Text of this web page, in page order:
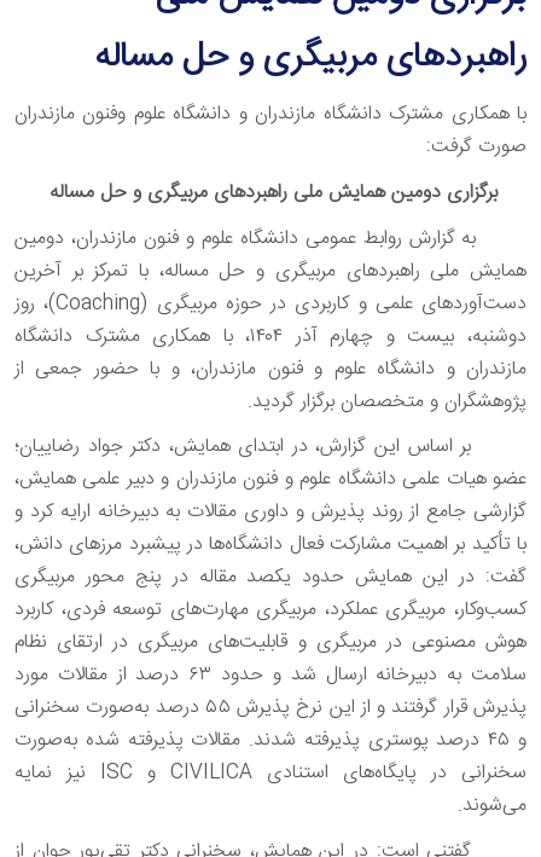
راهبردهای مربیگری و حل مساله
با همکاری مشترک دانشگاه مازندران و دانشگاه علوم وفنون مازندران
صورت گرفت:
برگزاری دومین همایش ملی راهبردهای مربیگری و حل مساله
به گزارش روابط عمومی دانشگاه علوم و فنون مازندران، دومین
همایش ملی راهبردهای مربیگری و حل مساله، با تمرکز بر آخرین
دست‌آوردهای علمی و کاربردی در حوزه مربیگری (Coaching)
، روز
دوشنبه، بیست و چهارم آذر ۱۴۰۴، با همکاری مشترک دانشگاه
مازندران و دانشگاه علوم و فنون مازندران، و با حضور جمعی از
پژوهشگران و متخصصان برگزار گردید.
بر اساس این گزارش، در ابتدای همایش، دکتر جواد رضاییان؛
عضو هیات علمی دانشگاه علوم و فنون مازندران و دبیر علمی همایش،
گزارشی جامع از روند پذیرش و داوری مقالات به دبیرخانه ارایه کرد و
با تأکید بر اهمیت مشارکت فعال دانشگاه‌ها در پیشبرد مرزهای دانش،
گفت: در این همایش حدود یکصد مقاله در پنج محور مربیگری
کسب‌وکار، مربیگری عملکرد، مربیگری مهارت‌های توسعه فردی، کاربرد
هوش مصنوعی در مربیگری و قابلیت‌های مربیگری در ارتقای نظام
سلامت به دبیرخانه ارسال شد و حدود ۶۳ درصد از مقالات مورد
پذیرش قرار گرفتند و از این نرخ پذیرش ۵۵
درصد به‌صورت سخنرانی
و ۴۵
درصد پوستری پذیرفته شدند. مقالات پذیرفته شده به‌صورت
سخنرانی در پایگاه‌های استنادی CIVILICA و ISC نیز نمایه
می‌شوند.